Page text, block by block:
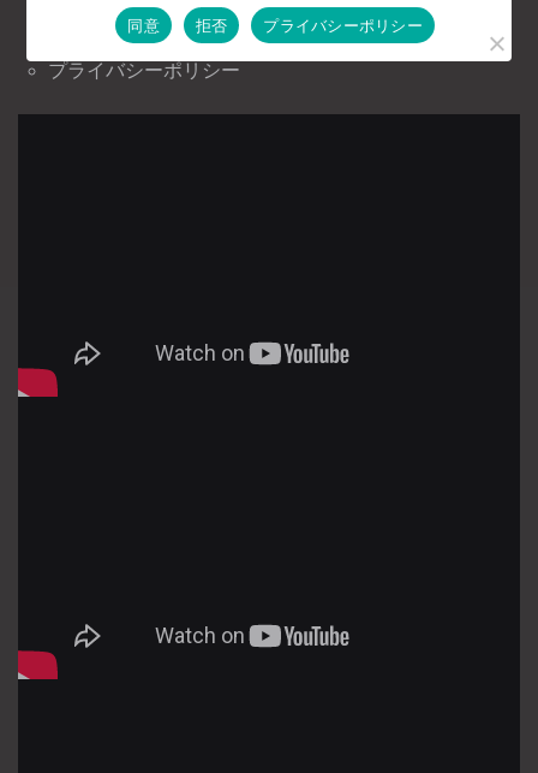
会社案内
お問い合わせ
プライバシーポリシー
同意
拒否 プライバシーポリシー